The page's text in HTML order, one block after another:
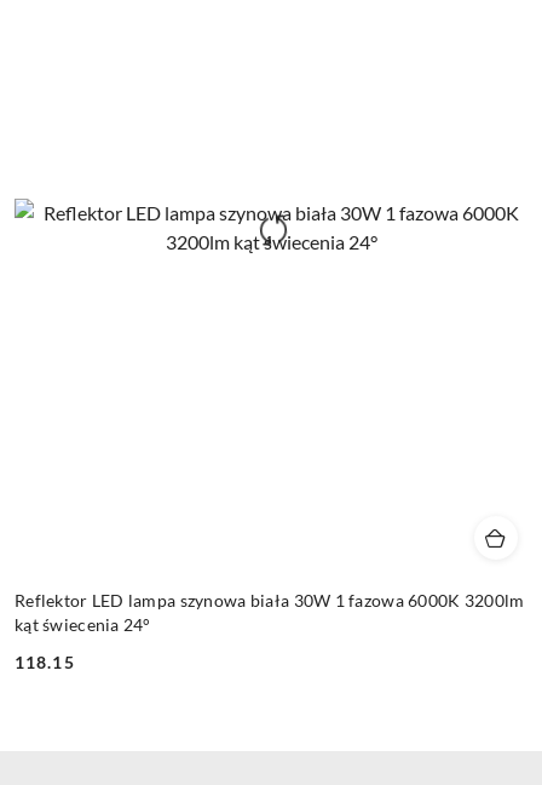
Reflektor LED lampa szynowa biała 30W 1 fazowa 6000K 3200lm
kąt świecenia 24°
Cena:
118.15